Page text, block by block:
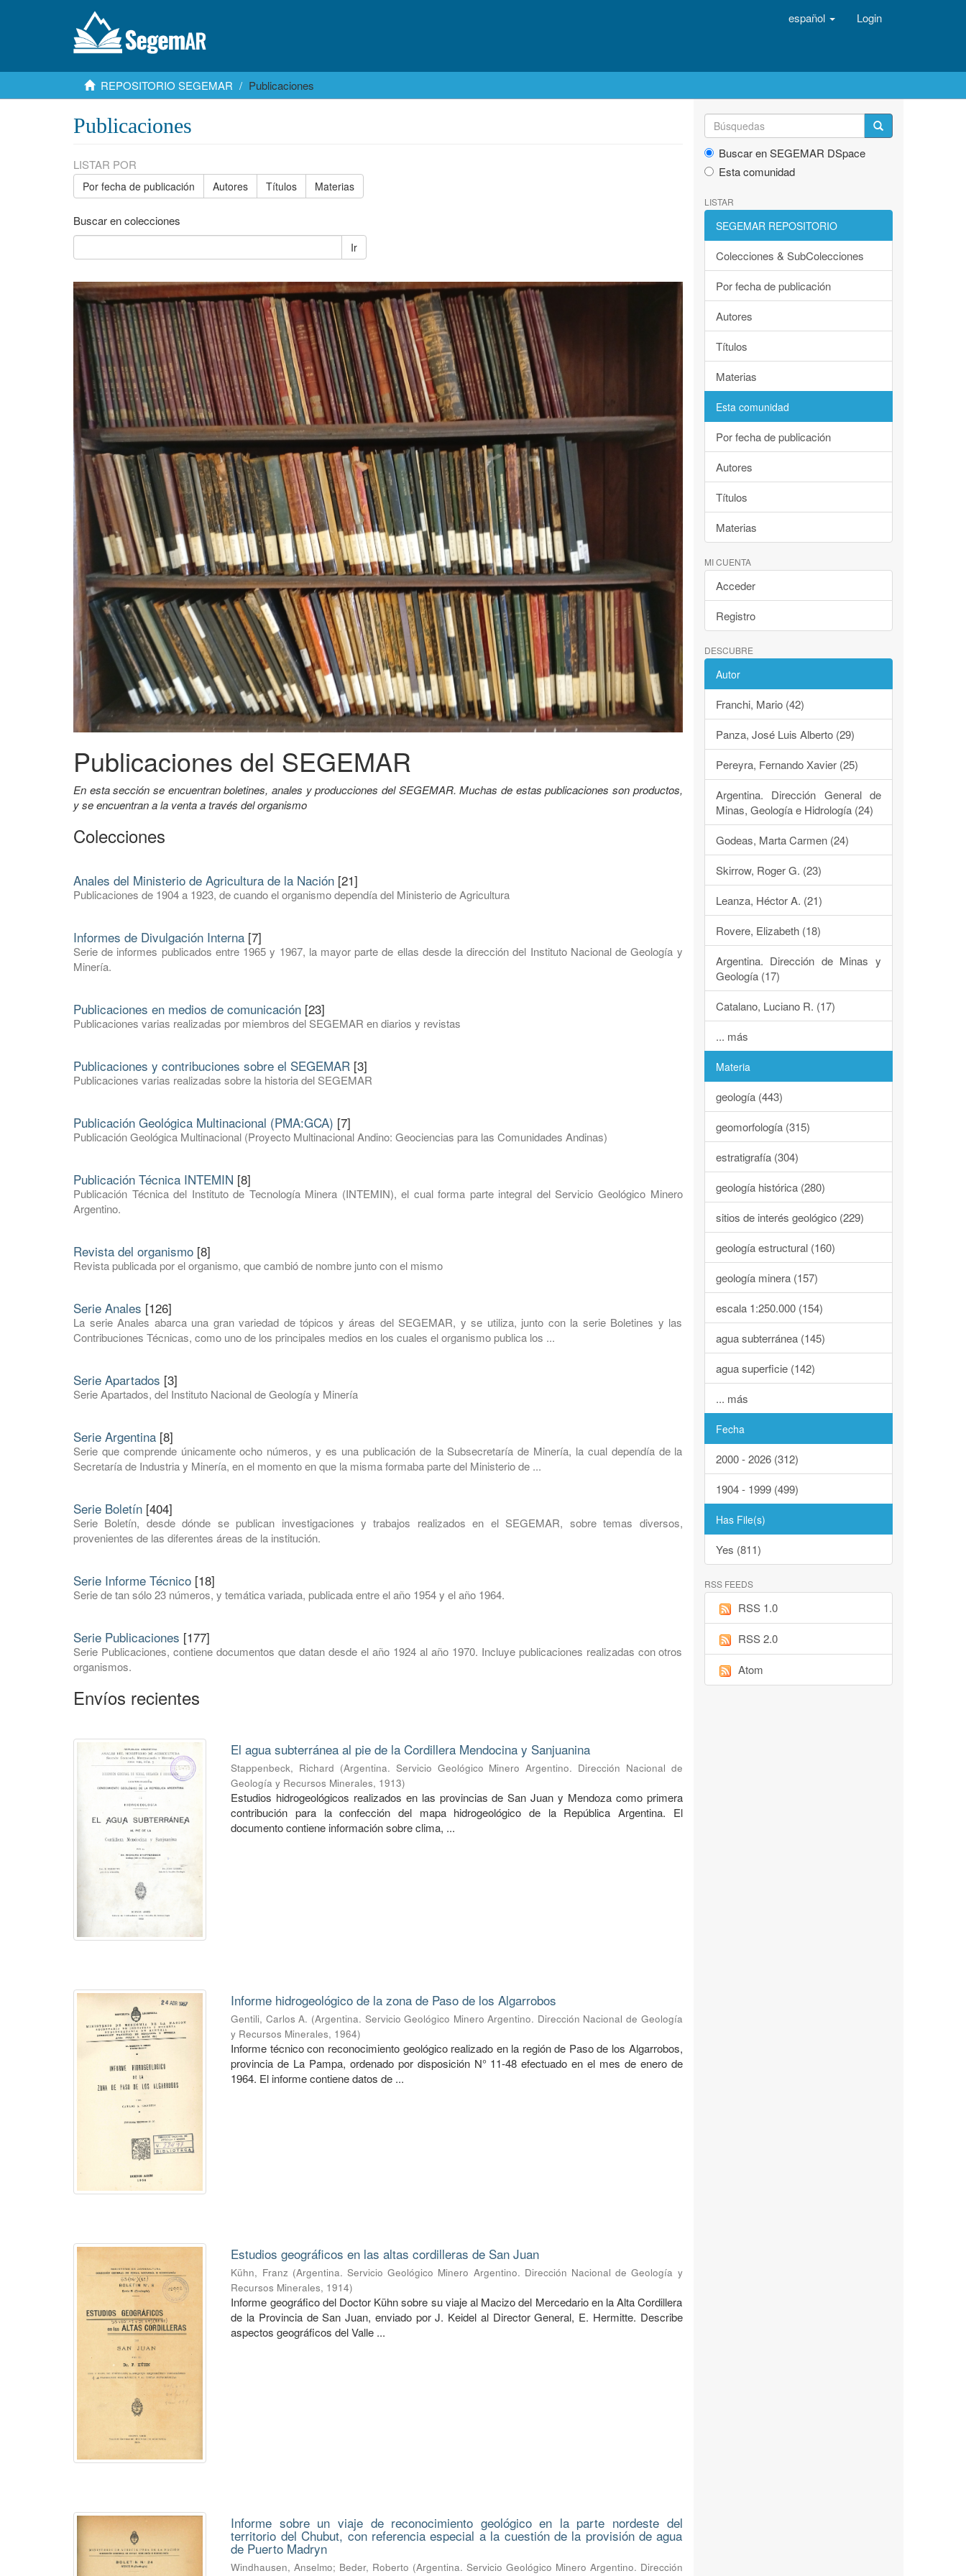
español Login
REPOSITORIO SEGEMAR Publicaciones
Publicaciones
LISTAR POR
Por fecha de publicación Autores Títulos Materias
Buscar en colecciones
Ir
Publicaciones del SEGEMAR
En esta sección se encuentran boletines, anales y producciones del SEGEMAR. Muchas de estas publicaciones son productos,
y se encuentran a la venta a través del organismo
Colecciones
Anales del Ministerio de Agricultura de la Nación [21]
Publicaciones de 1904 a 1923, de cuando el organismo dependía del Ministerio de Agricultura
Informes de Divulgación Interna [7]
Serie de informes publicados entre 1965 y 1967, la mayor parte de ellas desde la dirección del Instituto Nacional de Geología y
Minería.
Publicaciones en medios de comunicación [23]
Publicaciones varias realizadas por miembros del SEGEMAR en diarios y revistas
Publicaciones y contribuciones sobre el SEGEMAR [3]
Publicaciones varias realizadas sobre la historia del SEGEMAR
Publicación Geológica Multinacional (PMA:GCA) [7]
Publicación Geológica Multinacional (Proyecto Multinacional Andino: Geociencias para las Comunidades Andinas)
Publicación Técnica INTEMIN [8]
Publicación Técnica del Instituto de Tecnología Minera (INTEMIN), el cual forma parte integral del Servicio Geológico Minero
Argentino.
Revista del organismo [8]
Revista publicada por el organismo, que cambió de nombre junto con el mismo
Serie Anales [126]
La serie Anales abarca una gran variedad de tópicos y áreas del SEGEMAR, y se utiliza, junto con la serie Boletines y las
Contribuciones Técnicas, como uno de los principales medios en los cuales el organismo publica los ...
Serie Apartados [3]
Serie Apartados, del Instituto Nacional de Geología y Minería
Serie Argentina [8]
Serie que comprende únicamente ocho números, y es una publicación de la Subsecretaría de Minería, la cual dependía de la
Secretaría de Industria y Minería, en el momento en que la misma formaba parte del Ministerio de ...
Serie Boletín [404]
Serie Boletín, desde dónde se publican investigaciones y trabajos realizados en el SEGEMAR, sobre temas diversos,
provenientes de las diferentes áreas de la institución.
Serie Informe Técnico [18]
Serie de tan sólo 23 números, y temática variada, publicada entre el año 1954 y el año 1964.
Serie Publicaciones [177]
Serie Publicaciones, contiene documentos que datan desde el año 1924 al año 1970. Incluye publicaciones realizadas con otros
organismos.
Envíos recientes
El agua subterránea al pie de la Cordillera Mendocina y Sanjuanina
Stappenbeck, Richard (Argentina. Servicio Geológico Minero Argentino. Dirección Nacional de
Geología y Recursos Minerales, 1913)
Estudios hidrogeológicos realizados en las provincias de San Juan y Mendoza como primera
contribución para la confección del mapa hidrogeológico de la República Argentina. El
documento contiene información sobre clima, ...
Informe hidrogeológico de la zona de Paso de los Algarrobos
Gentili, Carlos A. (Argentina. Servicio Geológico Minero Argentino. Dirección Nacional de Geología
y Recursos Minerales, 1964)
Informe técnico con reconocimiento geológico realizado en la región de Paso de los Algarrobos,
provincia de La Pampa, ordenado por disposición N° 11-48 efectuado en el mes de enero de
1964. El informe contiene datos de ...
Estudios geográficos en las altas cordilleras de San Juan
Kühn, Franz (Argentina. Servicio Geológico Minero Argentino. Dirección Nacional de Geología y
Recursos Minerales, 1914)
Informe geográfico del Doctor Kühn sobre su viaje al Macizo del Mercedario en la Alta Cordillera
de la Provincia de San Juan, enviado por J. Keidel al Director General, E. Hermitte. Describe
aspectos geográficos del Valle ...
Informe sobre un viaje de reconocimiento geológico en la parte nordeste del
territorio del Chubut, con referencia especial a la cuestión de la provisión de agua
de Puerto Madryn
Windhausen, Anselmo; Beder, Roberto (Argentina. Servicio Geológico Minero Argentino. Dirección
Buscar en SEGEMAR DSpace
Esta comunidad
LISTAR
SEGEMAR REPOSITORIO
Colecciones & SubColecciones
Por fecha de publicación
Autores
Títulos
Materias
Esta comunidad
Por fecha de publicación
Autores
Títulos
Materias
MI CUENTA
Acceder
Registro
DESCUBRE
Autor
Franchi, Mario (42)
Panza, José Luis Alberto (29)
Pereyra, Fernando Xavier (25)
Argentina. Dirección General de
Minas, Geología e Hidrología (24)
Godeas, Marta Carmen (24)
Skirrow, Roger G. (23)
Leanza, Héctor A. (21)
Rovere, Elizabeth (18)
Argentina. Dirección de Minas y
Geología (17)
Catalano, Luciano R. (17)
... más
Materia
geología (443)
geomorfología (315)
estratigrafía (304)
geología histórica (280)
sitios de interés geológico (229)
geología estructural (160)
geología minera (157)
escala 1:250.000 (154)
agua subterránea (145)
agua superficie (142)
... más
Fecha
2000 - 2026 (312)
1904 - 1999 (499)
Has File(s)
Yes (811)
RSS FEEDS
RSS 1.0
RSS 2.0
Atom